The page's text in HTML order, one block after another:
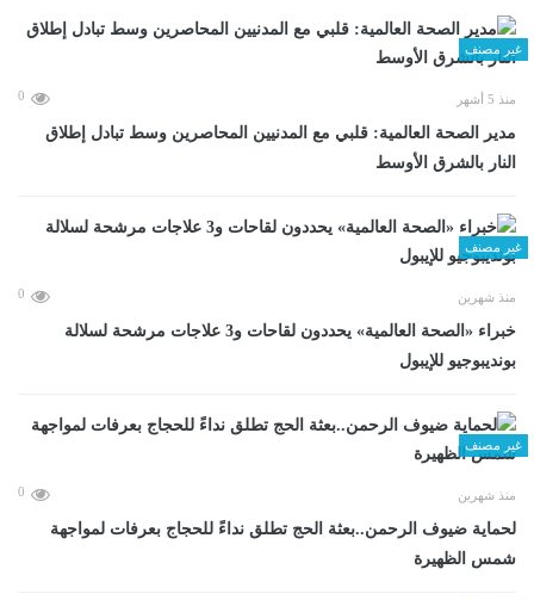
غير مصنف
منذ 5 أشهر 0
مدير الصحة العالمية: قلبي مع المدنيين المحاصرين وسط تبادل إطلاق
النار بالشرق الأوسط
غير مصنف
منذ شهرين 0
خبراء «الصحة العالمية» يحددون لقاحات و3 علاجات مرشحة لسلالة
بونديبوجيو للإيبول
غير مصنف
منذ شهرين 0
لحماية ضيوف الرحمن..بعثة الحج تطلق نداءً للحجاج بعرفات لمواجهة
شمس الظهيرة